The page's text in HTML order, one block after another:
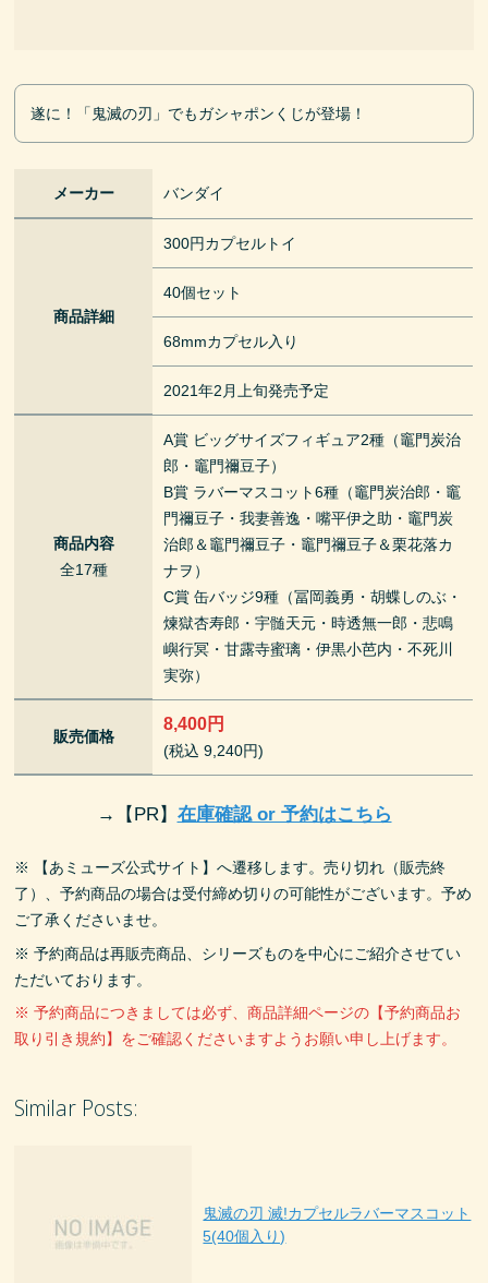
遂に！「鬼滅の刃」でもガシャポンくじが登場！
メーカー バンダイ
商品詳細
300円カプセルトイ
40個セット
68mmカプセル入り
2021年2月上旬発売予定
商品内容
全17種
A賞 ビッグサイズフィギュア2種（竈門炭治
郎・竈門禰豆子）
B賞 ラバーマスコット6種（竈門炭治郎・竈
門禰豆子・我妻善逸・嘴平伊之助・竈門炭
治郎＆竈門禰豆子・竈門禰豆子＆栗花落カ
ナヲ）
C賞 缶バッジ9種（冨岡義勇・胡蝶しのぶ・
煉獄杏寿郎・宇髄天元・時透無一郎・悲鳴
嶼行冥・甘露寺蜜璃・伊黒小芭内・不死川
実弥）
販売価格
8,400円
(税込 9,240円)
→ 【PR】 在庫確認 or 予約はこちら
※ 【あミューズ公式サイト】へ遷移します。売り切れ（販売終
了）、予約商品の場合は受付締め切りの可能性がございます。予め
ご了承くださいませ。
※ 予約商品は再販売商品、シリーズものを中心にご紹介させてい
ただいております。
※ 予約商品につきましては必ず、商品詳細ページの【予約商品お
取り引き規約】をご確認くださいますようお願い申し上げます。
Similar Posts:
鬼滅の刃 滅!カプセルラバーマスコット
5(40個入り)